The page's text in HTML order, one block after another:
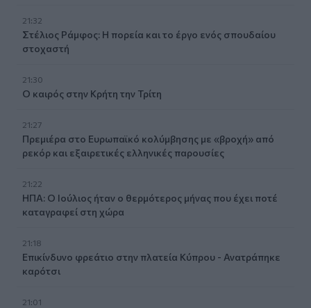
21:32
Στέλιος Ράμφος: Η πορεία και το έργο ενός σπουδαίου
στοχαστή
21:30
Ο καιρός στην Κρήτη την Τρίτη
21:27
Πρεμιέρα στο Ευρωπαϊκό κολύμβησης με «βροχή» από
ρεκόρ και εξαιρετικές ελληνικές παρουσίες
21:22
ΗΠΑ: Ο Ιούλιος ήταν ο θερμότερος μήνας που έχει ποτέ
καταγραφεί στη χώρα
21:18
Επικίνδυνο φρεάτιο στην πλατεία Κύπρου - Ανατράπηκε
καρότσι
21:01